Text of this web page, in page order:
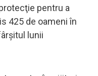
pentru a
425 de oameni în
lunii